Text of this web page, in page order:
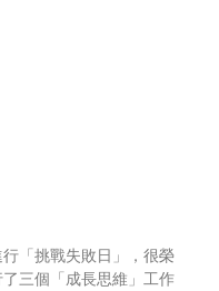
「挑戰失敗日」，很榮
三個「成長思維」工作